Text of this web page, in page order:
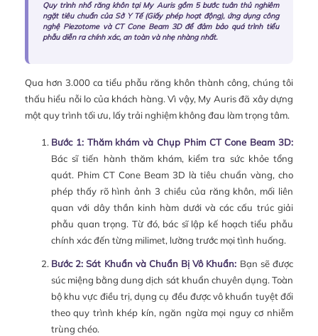
Quy trình nhổ răng khôn tại My Auris gồm 5 bước tuân thủ nghiêm
ngặt tiêu chuẩn của Sở Y Tế (Giấy phép hoạt động), ứng dụng công
nghệ Piezotome và CT Cone Beam 3D để đảm bảo quá trình tiểu
phẫu diễn ra chính xác, an toàn và nhẹ nhàng nhất.
Qua hơn 3.000 ca tiểu phẫu răng khôn thành công, chúng tôi
thấu hiểu nỗi lo của khách hàng. Vì vậy, My Auris đã xây dựng
một quy trình tối ưu, lấy trải nghiệm không đau làm trọng tâm.
Bước 1: Thăm khám và Chụp Phim CT Cone Beam 3D:
Bác sĩ tiến hành thăm khám, kiểm tra sức khỏe tổng
quát. Phim CT Cone Beam 3D là tiêu chuẩn vàng, cho
phép thấy rõ hình ảnh 3 chiều của răng khôn, mối liên
quan với dây thần kinh hàm dưới và các cấu trúc giải
phẫu quan trọng. Từ đó, bác sĩ lập kế hoạch tiểu phẫu
chính xác đến từng milimet, lường trước mọi tình huống.
Bước 2: Sát Khuẩn và Chuẩn Bị Vô Khuẩn: Bạn sẽ được
súc miệng bằng dung dịch sát khuẩn chuyên dụng. Toàn
bộ khu vực điều trị, dụng cụ đều được vô khuẩn tuyệt đối
theo quy trình khép kín, ngăn ngừa mọi nguy cơ nhiễm
trùng chéo.